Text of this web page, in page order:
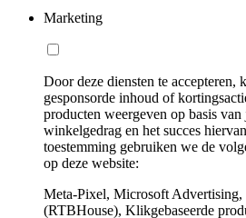
Marketing
Door deze diensten te accepteren,
gesponsorde inhoud of
producten weergeven op basis
winkelgedrag en het succes
toestemming gebruiken we de
op deze website:
Meta-Pixel, Microsoft Advertising,
(RTBHouse), Klikgebaseerde